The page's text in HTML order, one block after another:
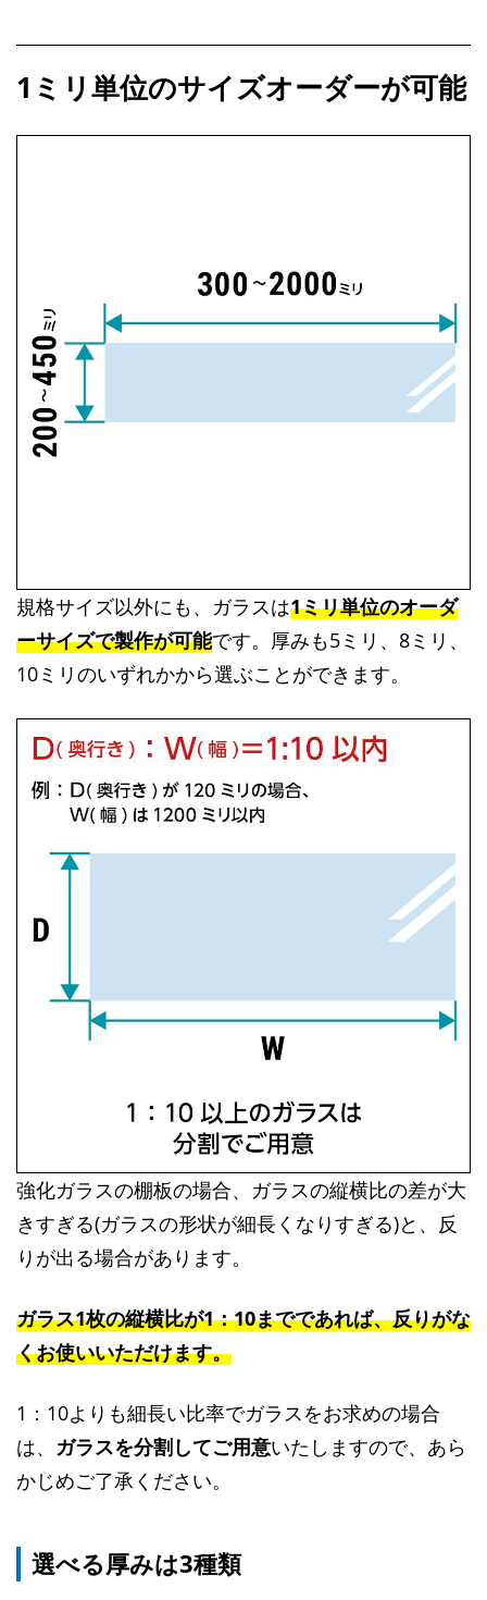
1ミリ単位のサイズオーダーが可能
規格サイズ以外にも、ガラスは1ミリ単位のオーダ
ーサイズで製作が可能です。厚みも5ミリ、8ミリ、
10ミリのいずれかから選ぶことができます。
強化ガラスの棚板の場合、ガラスの縦横比の差が大
きすぎる(ガラスの形状が細長くなりすぎる)と、反
りが出る場合があります。
ガラス1枚の縦横比が1：10までであれば、反りがな
くお使いいただけます。
1：10よりも細長い比率でガラスをお求めの場合
は、 ガラスを分割してご用意いたしますので、あら
かじめご了承ください。
選べる厚みは3種類